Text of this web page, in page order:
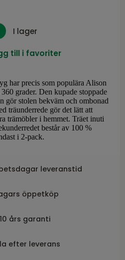
I lager
till i favoriter
har precis som populära Alison
grader. Den kupade stoppade
gör stolen bekväm och ombonad
träunderrede gör det lätt att
trämöbler i hemmet. Träet inuti
består av 100 %
i 2-pack.
leveranstid
öppetköp
års garanti
efter leverans